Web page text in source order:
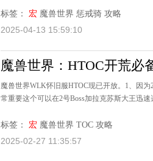
标签： 宏 魔兽世界 惩戒骑 攻略
2025-04-13 15:59:10
魔兽世界：HTOC开荒必
魔兽世界WLK怀旧服HTOC现已开放。1、因
常重要这个可以在2号Boss加拉克苏斯大王迅速
标签： 宏 魔兽世界 TOC 攻略
2025-02-27 11:35:57